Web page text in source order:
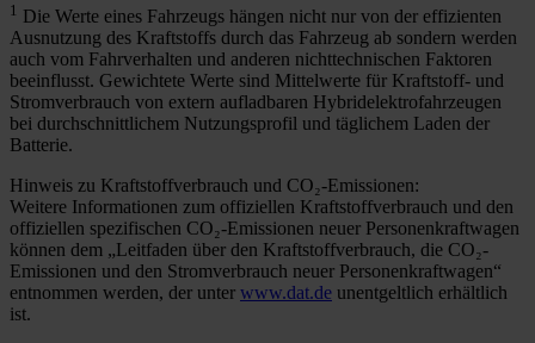
1 Die Werte eines Fahrzeugs hängen nicht nur von der effizienten
Ausnutzung des Kraftstoffs durch das Fahrzeug ab sondern werden
auch vom Fahrverhalten und anderen nichttechnischen Faktoren
beeinflusst. Gewichtete Werte sind Mittelwerte für Kraftstoff- und
Stromverbrauch von extern aufladbaren Hybridelektrofahrzeugen
bei durchschnittlichem Nutzungsprofil und täglichem Laden der
Batterie.
Hinweis zu Kraftstoffverbrauch und CO₂-Emissionen:
Weitere Informationen zum offiziellen Kraftstoffverbrauch und den
offiziellen spezifischen CO₂-Emissionen neuer Personenkraftwagen
können dem „Leitfaden über den Kraftstoffverbrauch, die CO₂-
Emissionen und den Stromverbrauch neuer Personenkraftwagen“
entnommen werden, der unter www.dat.de unentgeltlich erhältlich
ist.